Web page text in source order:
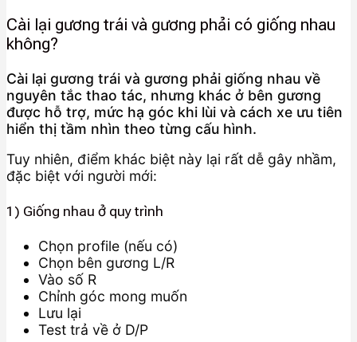
Cài lại gương trái và gương phải có giống nhau
không?
Cài lại gương trái và gương phải giống nhau về
nguyên tắc thao tác, nhưng khác ở bên gương
được hỗ trợ, mức hạ góc khi lùi và cách xe ưu tiên
hiển thị tầm nhìn theo từng cấu hình.
Tuy nhiên, điểm khác biệt này lại rất dễ gây nhầm,
đặc biệt với người mới:
1) Giống nhau ở quy trình
Chọn profile (nếu có)
Chọn bên gương L/R
Vào số R
Chỉnh góc mong muốn
Lưu lại
Test trả về ở D/P